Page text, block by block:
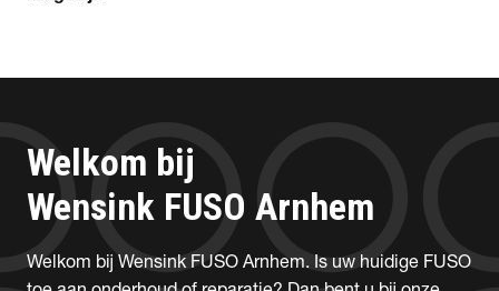
Welkom bij
Wensink FUSO Arnhem
Welkom bij Wensink FUSO Arnhem. Is uw huidige FUSO